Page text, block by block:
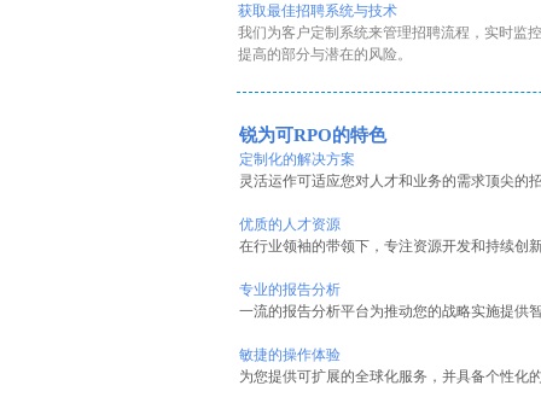
获取最佳招聘系统与技术
我们为客户定制系统来管理招聘流程，实时监
提高的部分与潜在的风险。
锐为可RPO的特色
定制化的解决方案
灵活运作可适应您对人才和业务的需求顶尖的
优质的人才资源
在行业领袖的带领下，专注资源开发和持续创
专业的报告分析
一流的报告分析平台为推动您的战略实施提供
敏捷的操作体验
为您提供可扩展的全球化服务，并具备个性化